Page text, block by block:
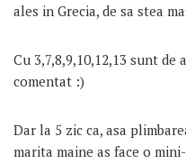
ales in Grecia, de sa stea
Cu 3,7,8,9,10,12,13 sunt de
comentat :)
Dar la 5 zic ca, asa
marita maine as face o